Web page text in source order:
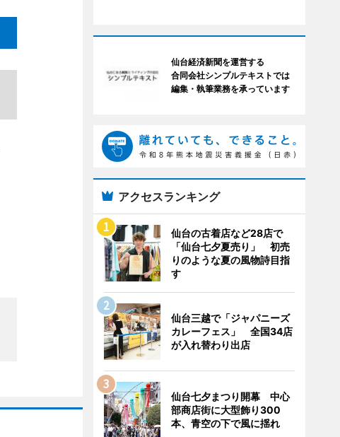
仙台経済新聞を運営する
合同会社シンプルテキストでは
編集・執筆業務を承っています
アクセスランキング
仙台の古着店など28店で
「仙台七夕夏売り」 初売
りのような夏の風物詩目指
す
仙台三越で「ジャパニーズ
カレーフェス」 全国34店
が入れ替わり出店
仙台七夕まつり開幕 中心
部商店街に大型飾り300
本、青空の下で風に揺れ